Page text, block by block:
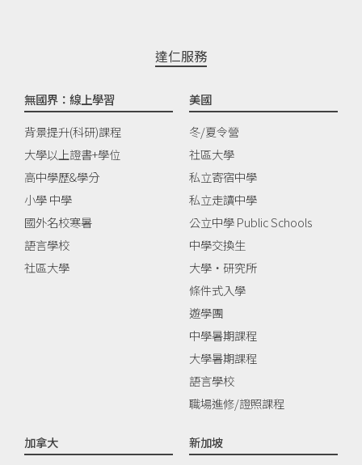
達仁服務
無國界：線上學習
背景提升(科研)課程
大學以上證書+學位
高中學歷&學分
小學 中學
國外名校寒暑
語言學校
社區大學
美國
冬/夏令營
社區大學
私立寄宿中學
私立走讀中學
公立中學 Public Schools
中學交換生
大學‧研究所
條件式入學
遊學團
中學暑期課程
大學暑期課程
語言學校
職場進修/證照課程
加拿大
新加坡